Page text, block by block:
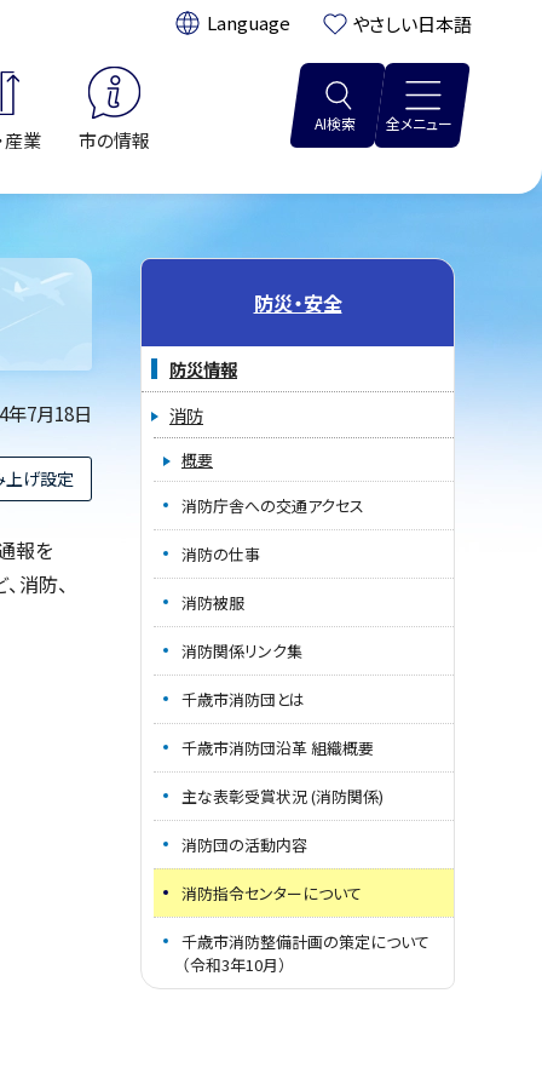
翻訳: やさしい日本語
産業 市の情報
AI検索 全メニュー
年7月18日
上げ設定
報を
消防、
防災・安全
防災情報
消防
概要
消防庁舎への交通アクセス
消防の仕事
消防被服
消防関係リンク集
千歳市消防団とは
千歳市消防団沿革 組織概要
主な表彰受賞状況 (消防関係)
消防団の活動内容
消防指令センターについて
千歳市消防整備計画の策定について
（令和3年10月）